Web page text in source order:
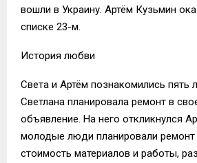
вошли в Украину. Артём Кузьмин
списке 23-м.
История любви
Света и Артём познакомились пять
Светлана планировала ремонт в
объявление. На него откликнулся
молодые люди планировали ремонт
стоимость материалов и работы,